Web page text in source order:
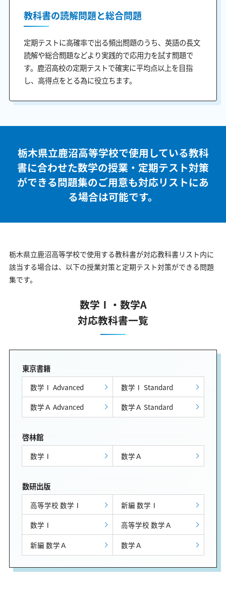
教科書の読解問題と総合問題
定期テストに高確率で出る頻出問題のうち、英語の長文
読解や総合問題などより実践的で応用力を試す問題で
す。鹿沼高校の定期テストで確実に平均点以上を目指
し、高得点をとる為に役立ちます。
栃木県立鹿沼高等学校で使用している教科
書に合わせた数学の授業・定期テスト対策
ができる問題集のご用意も対応リストにあ
る場合は可能です。
栃木県立鹿沼高等学校で使用する教科書が対応教科書リスト内に
該当する場合は、以下の授業対策と定期テスト対策ができる問題
集です。
数学Ⅰ・数学A
対応教科書一覧
東京書籍
数学Ⅰ Advanced
数学Ⅰ Standard
数学Ａ Advanced
数学Ａ Standard
啓林館
数学Ⅰ 数学Ａ
数研出版
高等学校 数学Ⅰ
新編 数学Ⅰ
数学Ⅰ
高等学校 数学Ａ
新編 数学Ａ
数学Ａ